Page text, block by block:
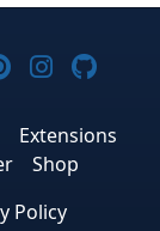
on on
Joomla! on
Joomla!
Extensions
Shop
Policy